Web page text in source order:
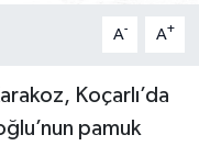
A- A+
Koçarlı’da
pamuk